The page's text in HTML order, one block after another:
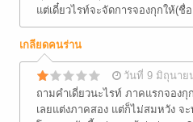
แต่เดี๋ยวไรท์จะจัดการจองกุกให้(ชื่
เกลียดคนร่าน
วันที่ 9 มิถุนาย
ถามคำเดี่ยวนะไรท์ ภาคแรกจองกุ
เลยแต่งภาคสอง แต่ก็ไม่สมหวัง จ